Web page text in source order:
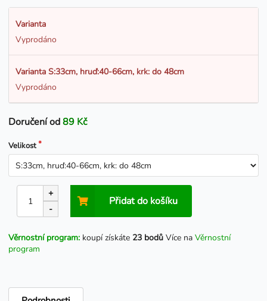
Varianta
Vyprodáno
Varianta S:33cm, hruď:40-66cm, krk: do 48cm
Vyprodáno
Doručení od89 Kč
Velikost
+
-
Přidat do košíku
Věrnostní program: koupí získáte 23 bodů Více na Věrnostní
program